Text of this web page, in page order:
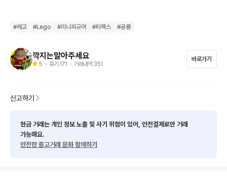
#레고 #Lego #미니피규어 #티렉스 #공룡
깍지는말아주세요
5 ・ 후기 171 ・ 거래내역 351
바로가기
신고하기
현금 거래는 개인 정보 노출 및 사기 위험이 있어, 안전결제로만 거래
가능해요.
안전한 중고거래 문화 함께하기